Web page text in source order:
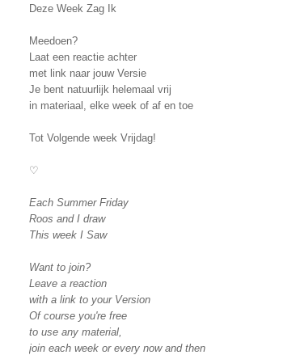
Deze Week Zag Ik
Meedoen?
Laat een reactie achter
met link naar jouw Versie
Je bent natuurlijk helemaal vrij
in materiaal, elke week of af en toe
Tot Volgende week Vrijdag!
♡
Each Summer Friday
Roos and I draw
This week I Saw
Want to join?
Leave a reaction
with a link to your Version
Of course you're free
to use any material,
join each week or every now and then